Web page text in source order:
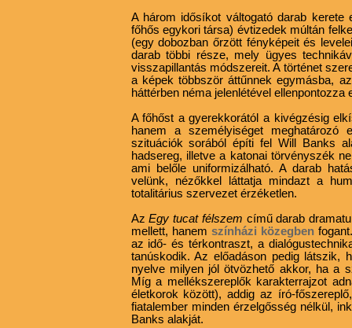
A három idősíkot váltogató darab kerete
főhős egykori társa) évtizedek múltán
(egy dobozban őrzött fényképeit és
darab többi része, mely ügyes
visszapillantás módszereit. A történet
a képek többször áttűnnek egymásba,
háttérben néma jelenlétével ellenpontozza
A főhőst a gyerekkorától a kivégzésig
hanem a személyiséget meghatározó
szituációk sorából építi fel Will Banks
hadsereg, illetve a katonai törvényszék
ami belőle uniformizálható. A darab
velünk, nézőkkel láttatja mindazt a
totalitárius szervezet érzéketlen.
AzEgy tucat félszem című darab
mellett, hanem színházi közegben
az idő- és térkontraszt, a
tanúskodik. Az előadáson pedig látszik,
nyelve milyen jól ötvözhető akkor, ha a
Míg a mellékszereplők karakterrajzot
életkorok között), addig az író-
fiatalember minden érzelgősség nélkül,
Banks alakját.